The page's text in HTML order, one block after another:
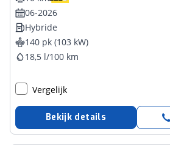
06-2026
Hybride
140 pk (103 kW)
18,5 l/100 km
Vergelijk
Bekijk details